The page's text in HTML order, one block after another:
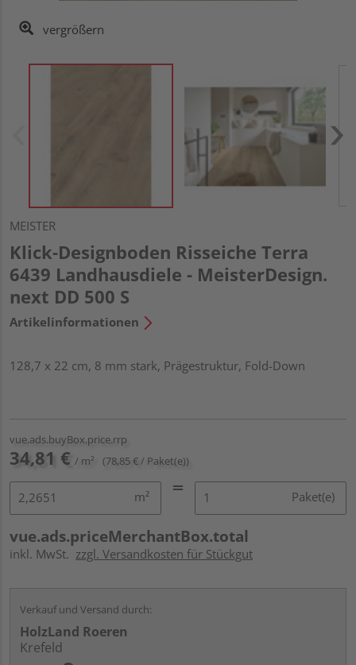
vergrößern
MEISTER
Klick-Designboden Risseiche Terra
6439 Landhausdiele - MeisterDesign.
next DD 500 S
Artikelinformationen
128,7 x 22 cm, 8 mm stark, Prägestruktur, Fold-Down
vue.ads.buyBox.price.rrp
34,81 € / m² (78,85 € / Paket(e))
m² Paket(e)
vue.ads.priceMerchantBox.total
inkl. MwSt. zzgl. Versandkosten für Stückgut
Verkauf und Versand durch:
HolzLand Roeren
Krefeld